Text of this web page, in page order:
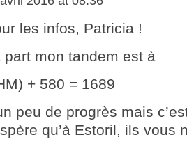
les infos, Patricia !
part mon tandem est à
+ 580 = 1689
peu de progrès mais
qu’à Estoril, ils vous